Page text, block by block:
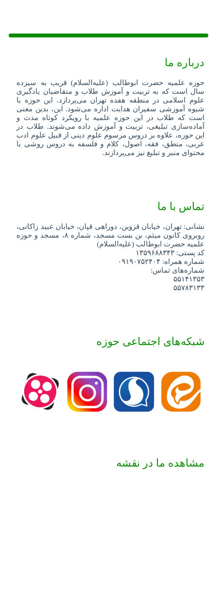
درباره ما
حوزه علمیه حضرت ابوطالب (علیه‌السلام) قریب به سیزده
سال است که به تربیت و آموزش طلاب و متقاضیان یادگیری
علوم اسلامی در منطقه هفده تهران می‌پردازد. این حوزه با
شیوه آموزشی سفیران هدایت اداره می‌شود. این، بدین معنی
است که طلاب در این حوزه علمیه با رویکرد کوتاه مدت و
آماده‌سازی تبلیغی، تربیت و آموزش داده می‌شوند. طلاب در
این حوزه، علاوه بر دروس مرسوم علوم دینی از قبیل علوم ادب
عربی، منطق، فقه، اصول، کلام و فلسفه به دروس روشی با
محتوای منبر و تبلیغ نیز می‌پردازند.
تماس با ما
نشانی: تهران، خیابان قزوین، دوراهی قپان، خیابان عبید زاکانی،
روبروی کانون میثم، بن بست مسجد، شماره ۸، مسجد و حوزه
علمیه حضرت ابوطالب (علیه‌السلام)
کد پستی: ۱۳۵۹۶۸۸۳۴۳
شماره همراه: ۰۹۱۹۰۷۵۲۴۰۴
شماره‌های تماس:
۵۵۱۴۱۳۵۳
۵۵۷۸۳۱۳۳
شبکه‌های اجتماعی حوزه
مشاهده ما در نقشه